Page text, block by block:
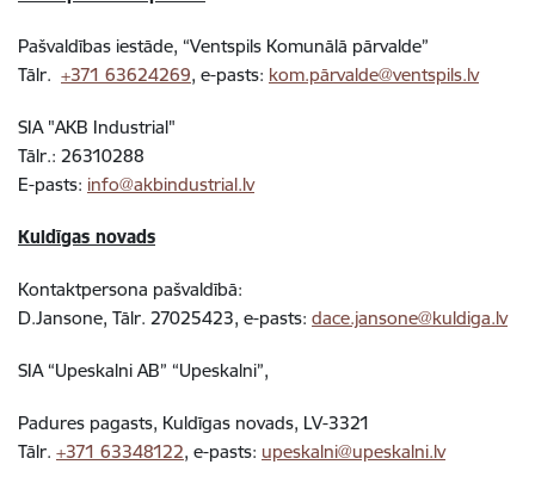
Pašvaldības iestāde, “Ventspils Komunālā pārvalde”
Tālr. +371 63624269, e-pasts: kom.pārvalde@ventspils.lv
SIA "AKB Industrial"
Tālr.: 26310288
E-pasts: info@akbindustrial.lv
Kuldīgas novads
Kontaktpersona pašvaldībā:
D.Jansone, Tālr. 27025423, e-pasts: dace.jansone@kuldiga.lv
SIA “Upeskalni AB” “Upeskalni”,
Padures pagasts, Kuldīgas novads, LV-3321
Tālr. +371 63348122, e-pasts: upeskalni@upeskalni.lv